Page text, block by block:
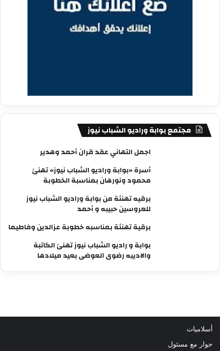
مجتمع بوابة وراديو الشباب نيوز
اجمل التهاني عقد قران أحمد وهدير
أسرة «بوابة وراديو الشباب نيوز» تهنئ
محمود ونورهان بمناسبة الخطوبة
برقيه تهنئة من بوابة وراديو الشباب نيوز
للعروسين حبيبه و أحمد
برقية تهنئة بمناسبه خطوبة عزالدين وفاطيما
بوابة و راديو الشباب نيوز تهنئ الكاتبة
والاديبه رضوى العوضى بعيد ميلادها
أسلاميات
حوار مع مسئول